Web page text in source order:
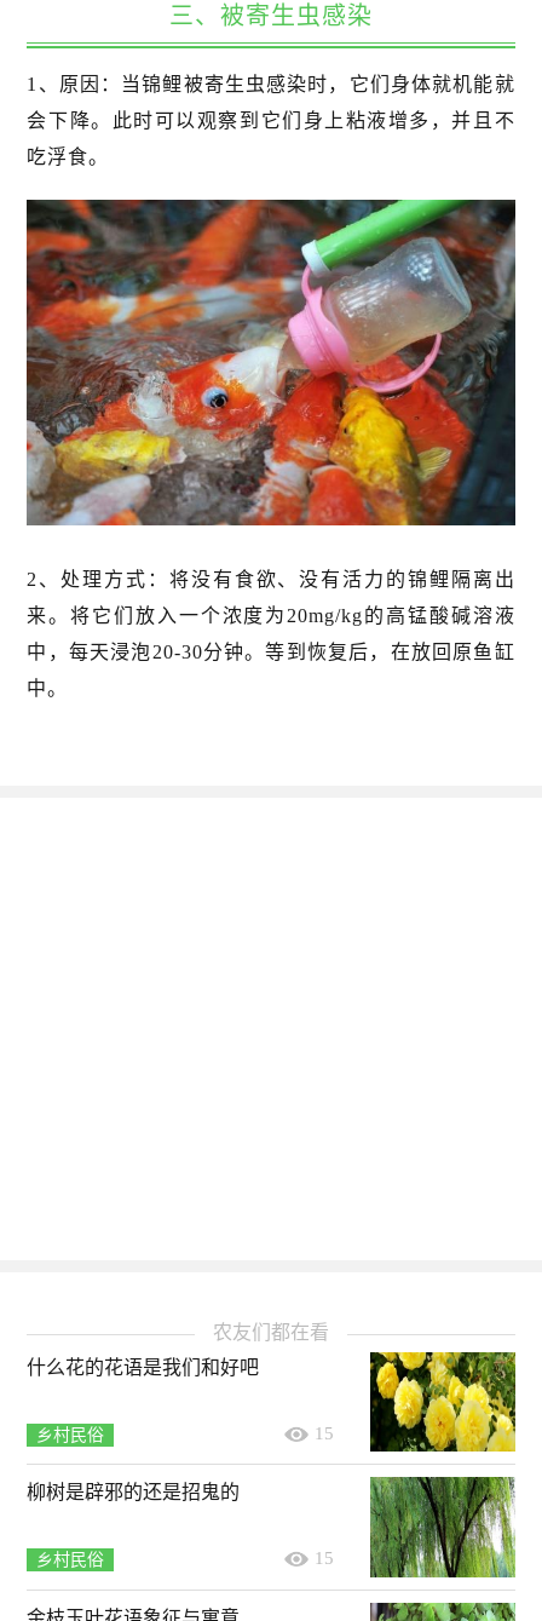
三、被寄生虫感染
1、原因：当锦鲤被寄生虫感染时，它们身体就机能就
会下降。此时可以观察到它们身上粘液增多，并且不
吃浮食。
2、处理方式：将没有食欲、没有活力的锦鲤隔离出
来。将它们放入一个浓度为20mg/kg的高锰酸碱溶液
中，每天浸泡20-30分钟。等到恢复后，在放回原鱼缸
中。
农友们都在看
什么花的花语是我们和好吧
乡村民俗 15
柳树是辟邪的还是招鬼的
乡村民俗 15